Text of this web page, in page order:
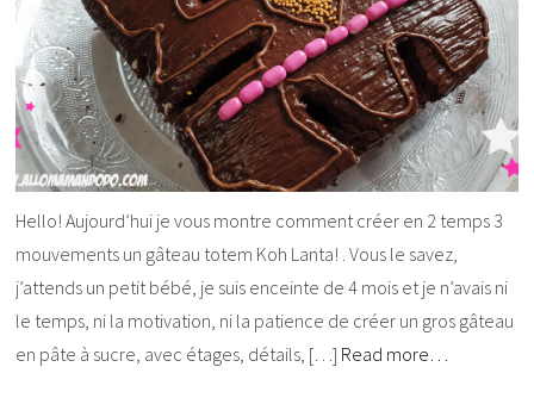
Hello! Aujourd’hui je vous montre comment créer en 2 temps 3
mouvements un gâteau totem Koh Lanta! . Vous le savez,
j’attends un petit bébé, je suis enceinte de 4 mois et je n’avais ni
le temps, ni la motivation, ni la patience de créer un gros gâteau
en pâte à sucre, avec étages, détails, […] Read more…